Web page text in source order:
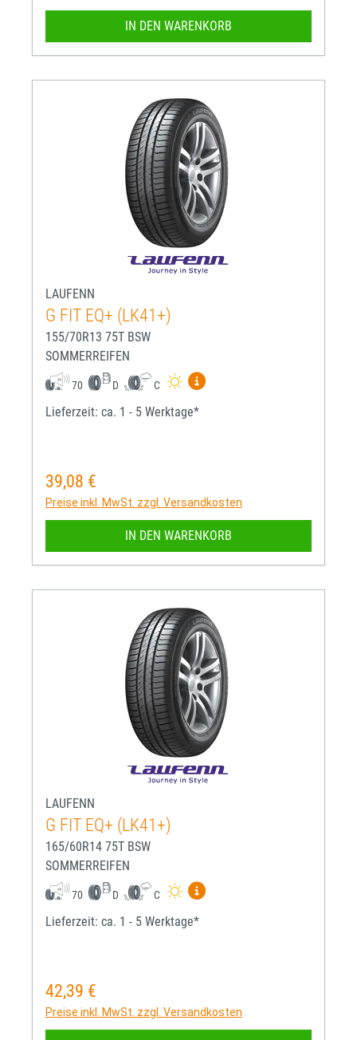
IN DEN WARENKORB
LAUFENN
G FIT EQ+ (LK41+)
155/70R13 75T BSW
SOMMERREIFEN
70 D C
Mehr Informationen zum
Lieferzeit: ca. 1 - 5 Werktage*
Regulärer Preis:
39,08 €
Preise inkl. MwSt. zzgl. Versandkosten
IN DEN WARENKORB
LAUFENN
G FIT EQ+ (LK41+)
165/60R14 75T BSW
SOMMERREIFEN
70 D C
Mehr Informationen zum
Lieferzeit: ca. 1 - 5 Werktage*
Regulärer Preis:
42,39 €
Preise inkl. MwSt. zzgl. Versandkosten